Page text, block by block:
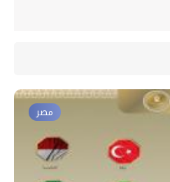
مصر